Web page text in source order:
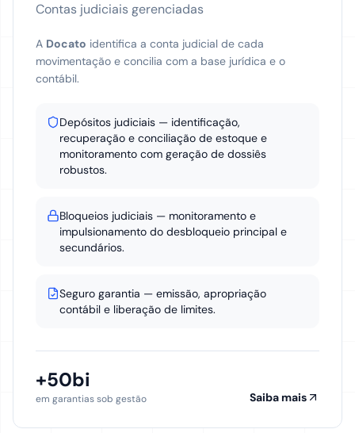
Contas judiciais gerenciadas
A Docato identifica a conta judicial de cada
movimentação e concilia com a base jurídica e o
contábil.
Depósitos judiciais — identificação,
recuperação e conciliação de estoque e
monitoramento com geração de dossiês
robustos.
Bloqueios judiciais — monitoramento e
impulsionamento do desbloqueio principal e
secundários.
Seguro garantia — emissão, apropriação
contábil e liberação de limites.
+50bi
em garantias sob gestão Saiba mais